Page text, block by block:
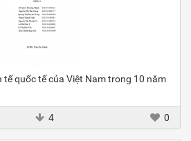
tế quốc tế của Việt Nam trong 10 năm
4 0